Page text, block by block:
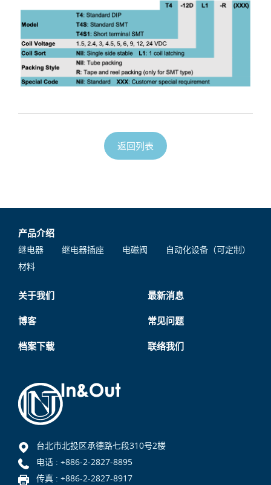
返回列表
产品介绍
继电器 继电器插座 电磁阀
自动化设备（可定制）
材料
关于我们 最新消息
博客 常见问题
档案下载 联络我们
台北市北投区承德路七段310号2楼
电话 : +886-2-2827-8895
传真 : +886-2-2827-8917